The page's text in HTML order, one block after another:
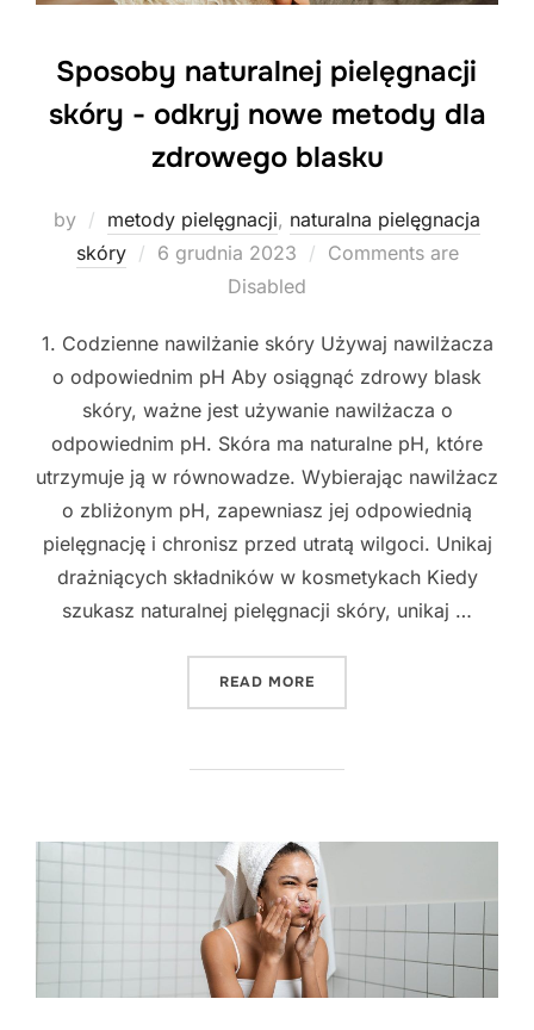
Sposoby naturalnej pielęgnacji
skóry - odkryj nowe metody dla
zdrowego blasku
by metody pielęgnacji, naturalna pielęgnacja
skóry
Posted
6 grudnia 2023
Comments are
Disabled
1. Codzienne nawilżanie skóry Używaj nawilżacza
o odpowiednim pH Aby osiągnąć zdrowy blask
skóry, ważne jest używanie nawilżacza o
odpowiednim pH. Skóra ma naturalne pH, które
utrzymuje ją w równowadze. Wybierając nawilżacz
o zbliżonym pH, zapewniasz jej odpowiednią
pielęgnację i chronisz przed utratą wilgoci. Unikaj
drażniących składników w kosmetykach Kiedy
szukasz naturalnej pielęgnacji skóry, unikaj …
READ MORE